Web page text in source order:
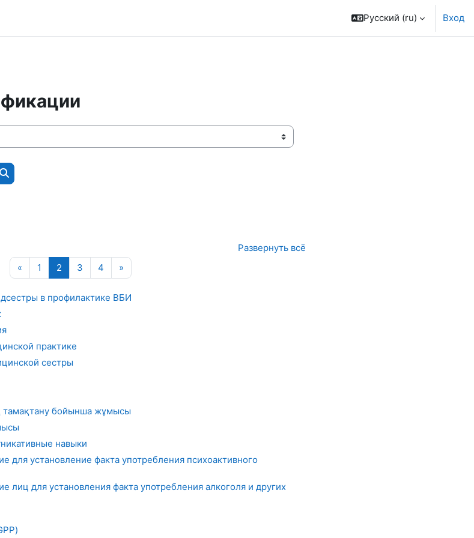
Русский ‎(ru)‎ Вход
Поиск курса
Развернуть всё
«Предыдущая страница
1 Страница 1
2Страница 2
3Страница 3
4Страница 4
»Следующая страница
в профилактике ВБИ
практике
сестры
тамақтану бойынша жұмысы
навыки
для установление факта употребления психоактивного
лиц для установления факта употребления алкоголя и других